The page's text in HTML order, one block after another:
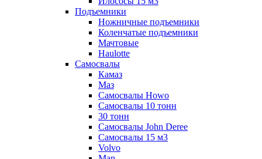
Подъемники
Ножничные подъемники
Коленчатые подъемники
Мачтовые
Haulotte
Самосвалы
Камаз
Маз
Самосвалы Howo
Самосвалы 10 тонн
30 тонн
Самосвалы John Deree
Самосвалы 15 м3
Volvo